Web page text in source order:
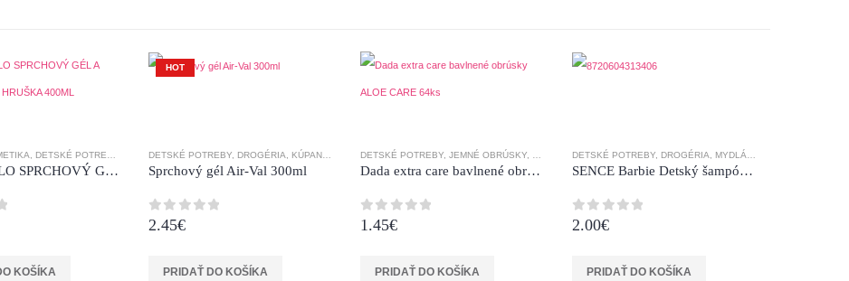
DETSKÉ POTREBY DROGÉRIA,KÚPANIE,KÚPEĽŇA,NEMECKÁ DROGÉRIA,ŠAMPÓNY,SPRCHOVÉ GÉLY,VLÁSKY
SAPONELLO SPRCHOVÝ GÉL A ŠAMPÓN 2V1 HRUŠKA 400ML
KOŠÍKA
HOT
DETSKÉ POTREBY DROGÉRIA KÚPANIE MYDLÁ,ŠAMPÓNY,SPRCHOVÉ GÉLY
Sprchový gél Air-Val 300ml
0 z 5
2.45€
PRIDAŤ DO KOŠÍKA
DETSKÉ POTREBY JEMNÉ OBRÚSKY VLHČENÉ OBRÚSKY
Dada extra care bavlnené obrúsky ALOE CARE 64ks
0 z 5
1.45€
PRIDAŤ DO KOŠÍKA
DETSKÉ POTREBY DROGÉRIA MYDLÁ
SENCE Barbie Detský šampón pre ľahšie rozčesávanie 250 ml
0 z 5
2.00€
PRIDAŤ DO KOŠÍKA